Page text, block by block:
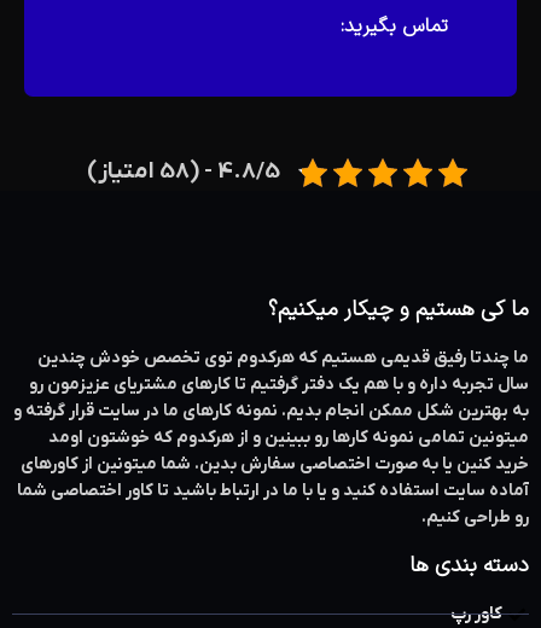
تماس بگیرید:
4.8/5 - (58 امتیاز)
ما کی هستیم و چیکار میکنیم؟
ما چندتا رفیق قدیمی هستیم که هرکدوم توی تخصص خودش چندین
سال تجربه داره و با هم یک دفتر گرفتیم تا کارهای مشتریای عزیزمون رو
به بهترین شکل ممکن انجام بدیم. نمونه کارهای ما در سایت قرار گرفته و
میتونین تمامی نمونه کارها رو ببینین و از هرکدوم که خوشتون اومد
خرید کنین یا به صورت اختصاصی سفارش بدین. شما میتونین از کاورهای
آماده سایت استفاده کنید و یا با ما در ارتباط باشید تا کاور اختصاصی شما
رو طراحی کنیم.
دسته بندی ها
کاور رپ